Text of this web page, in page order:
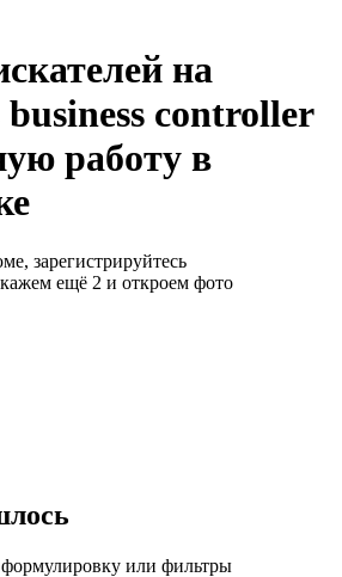
на
controller
работу в
зарегистрируйтесь
ещё 2 и откроем фото
или фильтры